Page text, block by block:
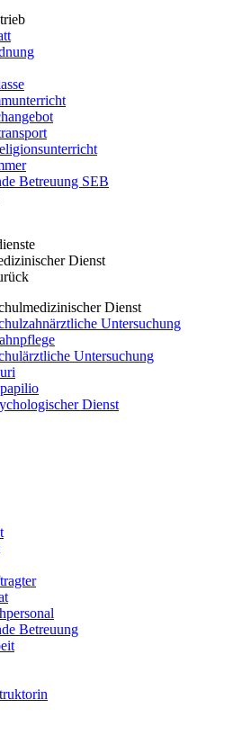
Betreuung SEB
Dienst
Dienst
Untersuchung
Untersuchung
Dienst
Betreuung